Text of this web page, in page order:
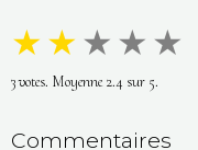
★★ ★ ★ ★
3votes. Moyenne2.4 sur 5.
Commentaires